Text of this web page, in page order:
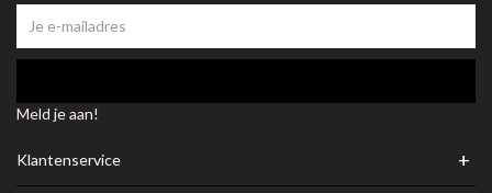
Meld je aan!
Klantenservice +